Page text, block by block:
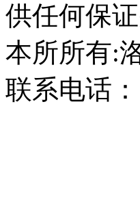
供任何保
本所所有:
联系电话